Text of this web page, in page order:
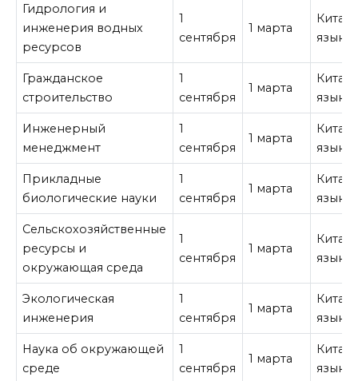
Гидрология и
инженерия водных
ресурсов
1
сентября
1 марта
язык
Гражданское
строительство
1
сентября
1 марта
язык
Инженерный
менеджмент
1
сентября
1 марта
язык
Прикладные
биологические науки
1
сентября
1 марта
язык
Сельскохозяйственные
ресурсы и
окружающая среда
1
сентября
1 марта
язык
Экологическая
инженерия
1
сентября
1 марта
язык
Наука об окружающей
среде
1
сентября
1 марта
язык